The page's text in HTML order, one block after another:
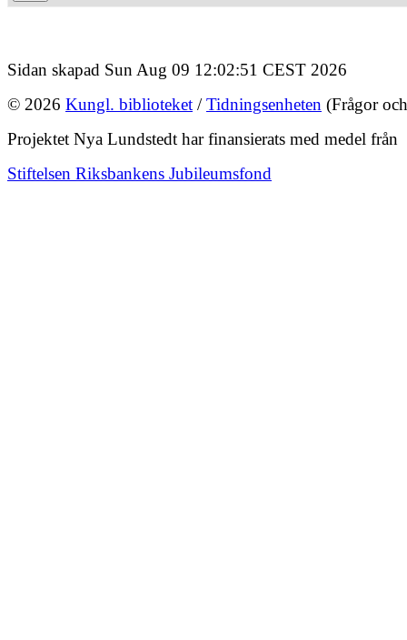
Sidan skapad Sun Aug 09 12:02:51 CEST 2026
© 2026 Kungl. biblioteket /Tidningsenheten (Frågor
Projektet Nya Lundstedt har finansierats med medel från
Stiftelsen Riksbankens Jubileumsfond